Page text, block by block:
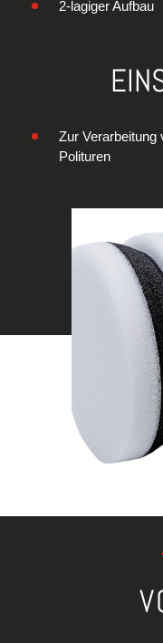
2-lagiger Aufbau
Zur Verarbeitung
Polituren